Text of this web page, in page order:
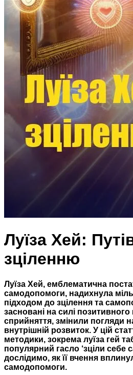
Луїза Хей:
зціленню
Луїза Хей, емблематична
самодопомоги, надихнула
підходом до зцілення та
засновані на силі
сприйняття, змінили погляди
внутрішній розвиток. У цій
методики, зокрема луїза гей
популярний гасло ‘зціли себе
дослідимо, як її вчення
самодопомоги.